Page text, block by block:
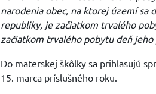
narodenia obec, na ktorej území sa
republiky, je začiatkom trvalého
začiatkom trvalého pobytu deň jeho
Do materskej škôlky sa prihlasujú
15. marca príslušného roku.